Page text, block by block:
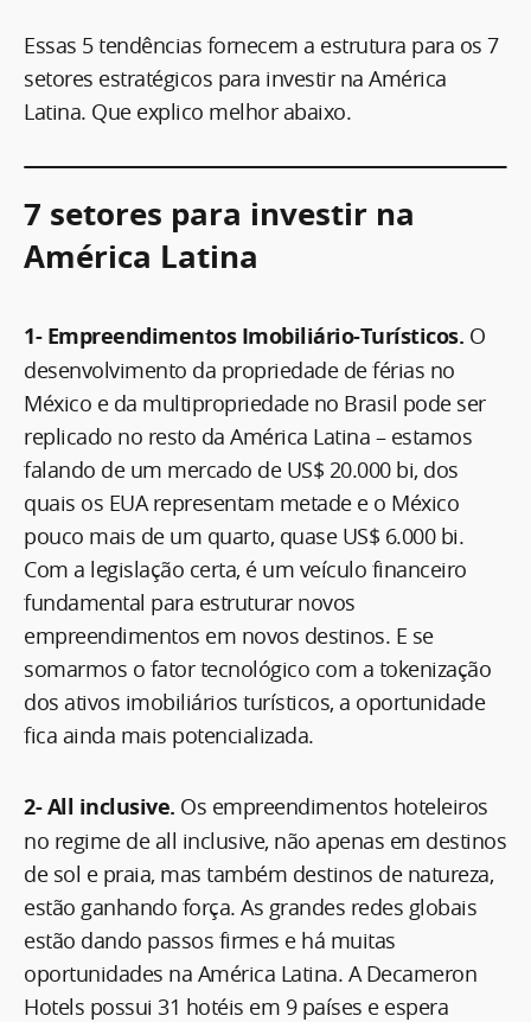
Essas 5 tendências fornecem a estrutura para os 7
setores estratégicos para investir na América
Latina. Que explico melhor abaixo.
7 setores para investir na
América Latina
1- Empreendimentos Imobiliário-Turísticos. O
desenvolvimento da propriedade de férias no
México e da multipropriedade no Brasil pode ser
replicado no resto da América Latina – estamos
falando de um mercado de US$ 20.000 bi, dos
quais os EUA representam metade e o México
pouco mais de um quarto, quase US$ 6.000 bi.
Com a legislação certa, é um veículo financeiro
fundamental para estruturar novos
empreendimentos em novos destinos. E se
somarmos o fator tecnológico com a tokenização
dos ativos imobiliários turísticos, a oportunidade
fica ainda mais potencializada.
2- All inclusive. Os empreendimentos hoteleiros
no regime de all inclusive, não apenas em destinos
de sol e praia, mas também destinos de natureza,
estão ganhando força. As grandes redes globais
estão dando passos firmes e há muitas
oportunidades na América Latina. A Decameron
Hotels possui 31 hotéis em 9 países e espera